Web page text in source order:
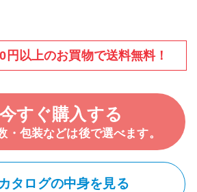
円以上のお買物で送料無料！
今すぐ購入する
・包装などは後で選べます。
カタログの中身を見る